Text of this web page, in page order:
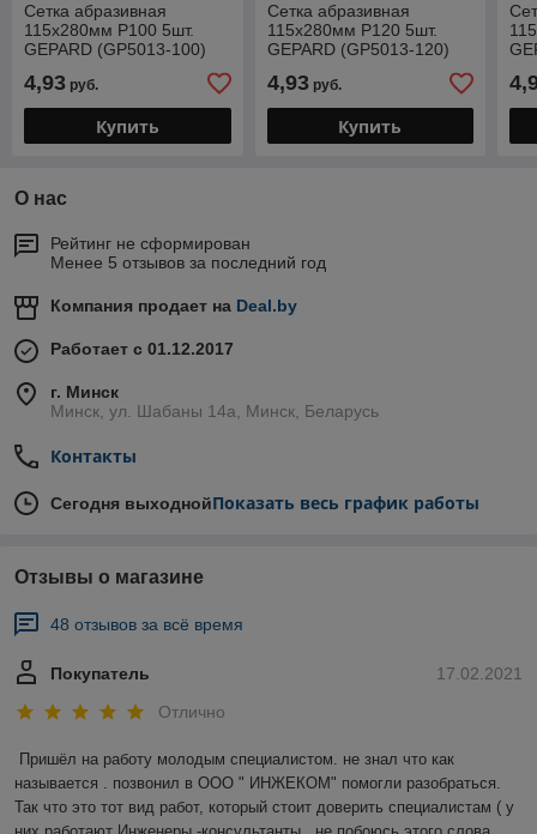
Сетка абразивная
115х280мм Р100 5шт.
GEPARD (GP5013-100)
4,93 руб.
Купить
Сетка абразивная
115х280мм Р120 5шт.
GEPARD (GP5013-120)
4,93руб.
Купить
О нас
Рейтинг не сформирован
Менее 5 отзывов за последний год
Компания продает на Deal.by
Работает с 01.12.2017
г. Минск
Минск, ул. Шабаны 14а, Минск, Беларусь
Контакты
Сегодня выходнойПоказать весь график работы
Отзывы о магазине
48 отзывов за всё время
17.02.2021
Покупатель
Отлично
Пришёл на работу молодым специалистом. не знал что как
называется . позвонил в ООО " ИНЖЕКОМ" помогли разобраться.
Так что это тот вид работ, который стоит доверить специалистам ( у